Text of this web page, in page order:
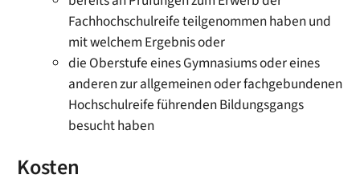
Fachhochschulreife teilgenommen haben und
mit welchem Ergebnis oder
die Oberstufe eines Gymnasiums oder eines
anderen zur allgemeinen oder fachgebundenen
Hochschulreife führenden Bildungsgangs
besucht haben
Kosten